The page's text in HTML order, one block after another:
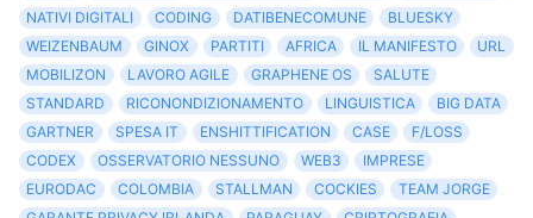
NATIVI DIGITALI
CODING DATIBENECOMUNE
BLUESKY
WEIZENBAUM
GINOX PARTITI AFRICA IL MANIFESTO
URL
MOBILIZON
LAVORO AGILE GRAPHENE OS
SALUTE
STANDARD
RICONONDIZIONAMENTO LINGUISTICA
BIG DATA
GARTNER
SPESA IT ENSHITTIFICATION CASE
F/LOSS
CODEX
OSSERVATORIO NESSUNO WEB3
IMPRESE
EURODAC
COLOMBIA STALLMAN COCKIES
TEAM JORGE